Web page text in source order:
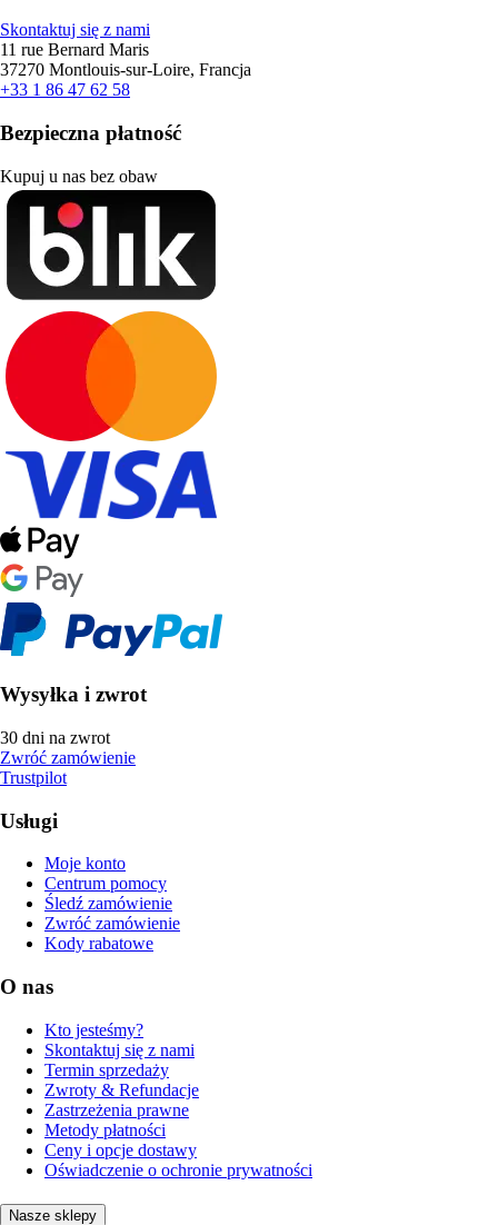
Skontaktuj się z nami
11 rue Bernard Maris
37270 Montlouis-sur-Loire, Francja
+33 1 86 47 62 58
Bezpieczna płatność
Kupuj u nas bez obaw
Wysyłka i zwrot
30 dni na zwrot
Zwróć zamówienie
Trustpilot
Usługi
Moje konto
Centrum pomocy
Śledź zamówienie
Zwróć zamówienie
Kody rabatowe
O nas
Kto jesteśmy?
Skontaktuj się z nami
Termin sprzedaży
Zwroty & Refundacje
Zastrzeżenia prawne
Metody płatności
Ceny i opcje dostawy
Oświadczenie o ochronie prywatności
Nasze sklepy